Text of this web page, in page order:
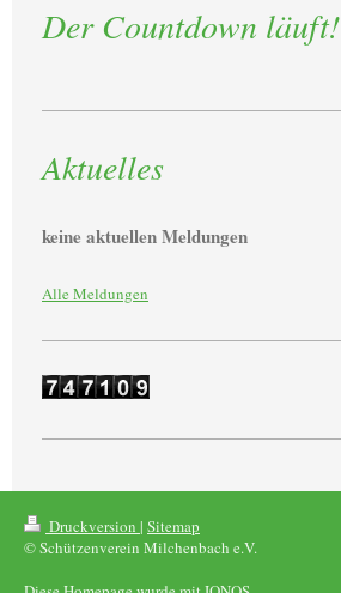
Der Countdown läuft!
Aktuelles
keine aktuellen Meldungen
Alle Meldungen
Druckversion | Sitemap
© Schützenverein Milchenbach e.V.